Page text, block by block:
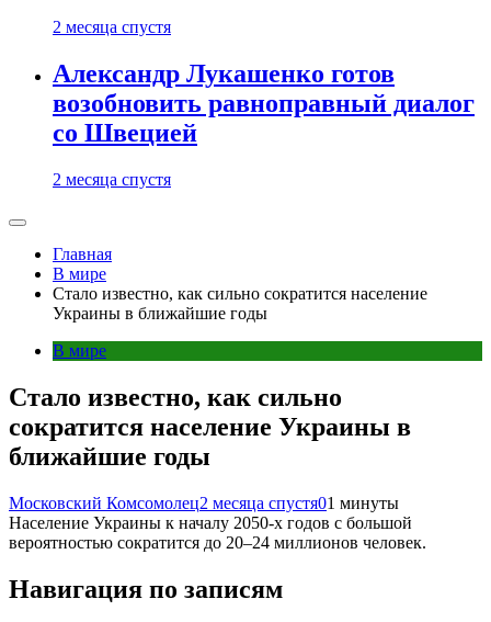
2 месяца спустя
Александр Лукашенко готов
возобновить равноправный диалог
со Швецией
2 месяца спустя
Главная
В мире
Стало известно, как сильно сократится население
Украины в ближайшие годы
В мире
Стало известно, как сильно
сократится население Украины в
ближайшие годы
Московский Комсомолец2 месяца спустя01 минуты
Население Украины к началу 2050-х годов с большой
вероятностью сократится до 20–24 миллионов человек.
Навигация по записям